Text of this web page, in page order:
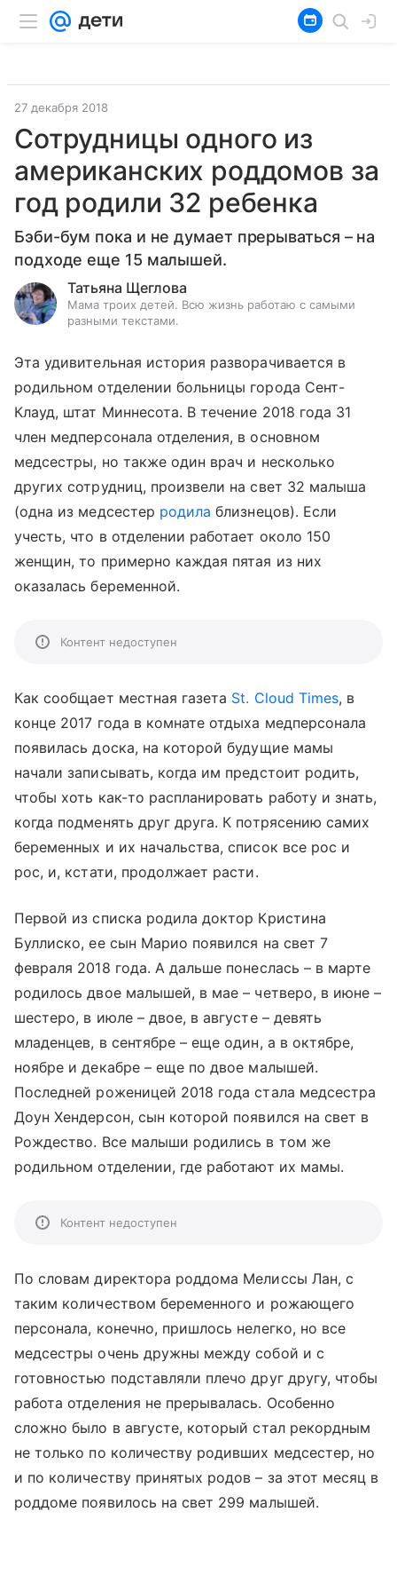
27 декабря 2018
Сотрудницы одного из
американских роддомов за
год родили 32 ребенка
Бэби-бум пока и не думает прерываться – на
подходе еще 15 малышей.
Татьяна Щеглова
Мама троих детей. Всю жизнь работаю с самыми
разными текстами.
Эта удивительная история разворачивается в
родильном отделении больницы города Сент-
Клауд, штат Миннесота. В течение 2018 года 31
член медперсонала отделения, в основном
медсестры, но также один врач и несколько
других сотрудниц, произвели на свет 32 малыша
(одна из медсестер родила близнецов). Если
учесть, что в отделении работает около 150
женщин, то примерно каждая пятая из них
оказалась беременной.
Контент недоступен
Как сообщает местная газета St. Cloud Times, в
конце 2017 года в комнате отдыха медперсонала
появилась доска, на которой будущие мамы
начали записывать, когда им предстоит родить,
чтобы хоть как-то распланировать работу и знать,
когда подменять друг друга. К потрясению самих
беременных и их начальства, список все рос и
рос, и, кстати, продолжает расти.
Первой из списка родила доктор Кристина
Буллиско, ее сын Марио появился на свет 7
февраля 2018 года. А дальше понеслась – в марте
родилось двое малышей, в мае – четверо, в июне –
шестеро, в июле – двое, в августе – девять
младенцев, в сентябре – еще один, а в октябре,
ноябре и декабре – еще по двое малышей.
Последней роженицей 2018 года стала медсестра
Доун Хендерсон, сын которой появился на свет в
Рождество. Все малыши родились в том же
родильном отделении, где работают их мамы.
Контент недоступен
По словам директора роддома Мелиссы Лан, с
таким количеством беременного и рожающего
персонала, конечно, пришлось нелегко, но все
медсестры очень дружны между собой и с
готовностью подставляли плечо друг другу, чтобы
работа отделения не прерывалась. Особенно
сложно было в августе, который стал рекордным
не только по количеству родивших медсестер, но
и по количеству принятых родов – за этот месяц в
роддоме появилось на свет 299 малышей.